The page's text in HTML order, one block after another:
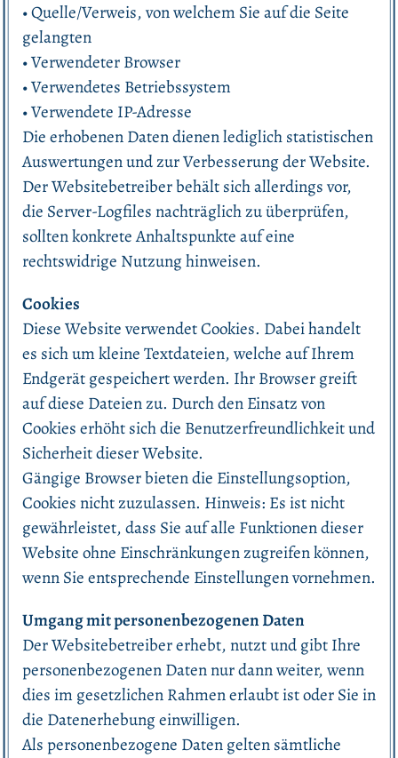
• Quelle/Verweis, von welchem Sie auf die Seite
gelangten
• Verwendeter Browser
• Verwendetes Betriebssystem
• Verwendete IP-Adresse
Die erhobenen Daten dienen lediglich statistischen
Auswertungen und zur Verbesserung der Website.
Der Websitebetreiber behält sich allerdings vor,
die Server-Logfiles nachträglich zu überprüfen,
sollten konkrete Anhaltspunkte auf eine
rechtswidrige Nutzung hinweisen.
Cookies
Diese Website verwendet Cookies. Dabei handelt
es sich um kleine Textdateien, welche auf Ihrem
Endgerät gespeichert werden. Ihr Browser greift
auf diese Dateien zu. Durch den Einsatz von
Cookies erhöht sich die Benutzerfreundlichkeit und
Sicherheit dieser Website.
Gängige Browser bieten die Einstellungsoption,
Cookies nicht zuzulassen. Hinweis: Es ist nicht
gewährleistet, dass Sie auf alle Funktionen dieser
Website ohne Einschränkungen zugreifen können,
wenn Sie entsprechende Einstellungen vornehmen.
Umgang mit personenbezogenen Daten
Der Websitebetreiber erhebt, nutzt und gibt Ihre
personenbezogenen Daten nur dann weiter, wenn
dies im gesetzlichen Rahmen erlaubt ist oder Sie in
die Datenerhebung einwilligen.
Als personenbezogene Daten gelten sämtliche